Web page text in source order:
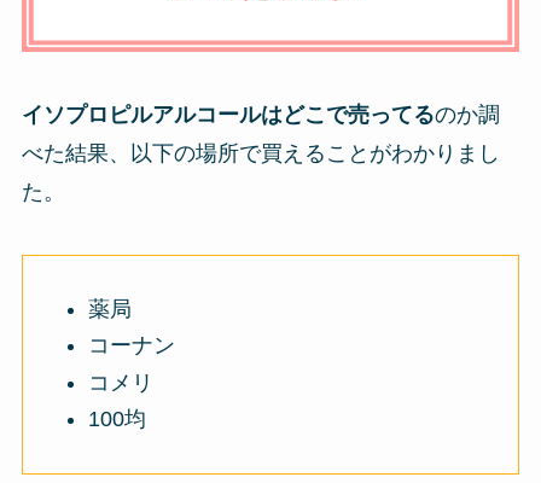
イソプロピルアルコールはどこで売ってるのか調
べた結果、以下の場所で買えることがわかりまし
た。
薬局
コーナン
コメリ
100均